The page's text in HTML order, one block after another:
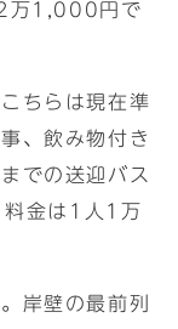
万1,000円で
ちらは現在準
、飲み物付き
での送迎バス
金は1人1万
岸壁の最前列